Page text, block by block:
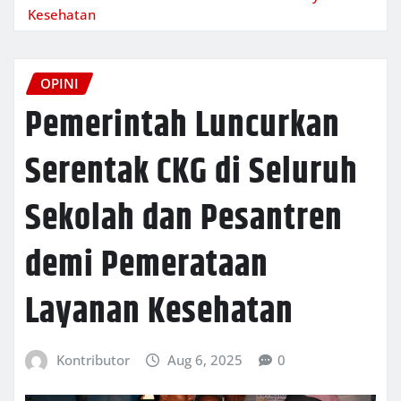
Kesehatan
OPINI
Pemerintah Luncurkan
Serentak CKG di Seluruh
Sekolah dan Pesantren
demi Pemerataan
Layanan Kesehatan
Kontributor Aug 6, 2025 0